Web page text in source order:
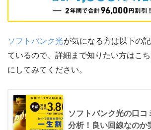
ソフトバンク光が気になる方は以下の
ているので、詳細まで知りたい方はこ
にしてみてください。
ソフトバンク光の口コ
分析！良い回線なのか